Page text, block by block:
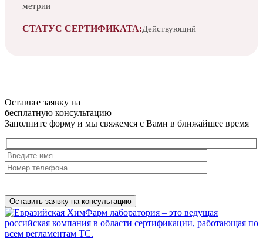
метрии
СТАТУС СЕРТИФИКАТА:Действующий
Оставьте заявку на
бесплатную консультацию
Заполните форму и мы свяжемся с Вами в ближайшее время